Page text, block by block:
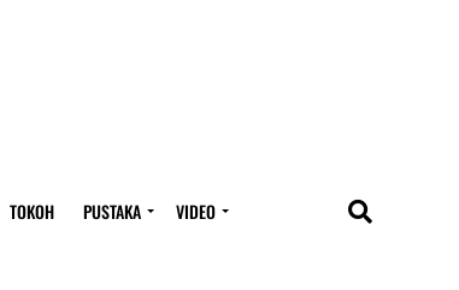
TOKOH PUSTAKA VIDEO